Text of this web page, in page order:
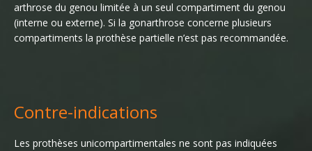
arthrose du genou limitée à un seul compartiment du genou
(interne ou externe). Si la gonarthrose concerne plusieurs
compartiments la prothèse partielle n’est pas recommandée.
Contre-indications
Les prothèses unicompartimentales ne sont pas indiquées